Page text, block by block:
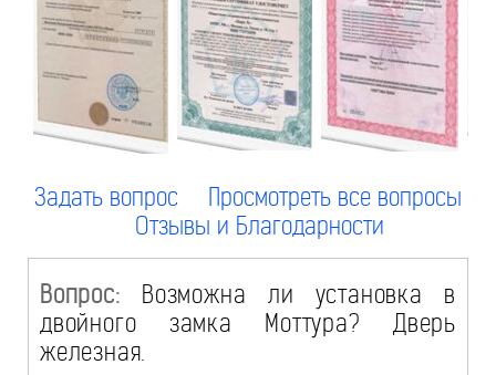
Задать вопрос
Просмотреть все вопросы
Отзывы и Благодарности
Вопрос: Возможна ли установка в
двойного замка Моттура? Дверь
железная.